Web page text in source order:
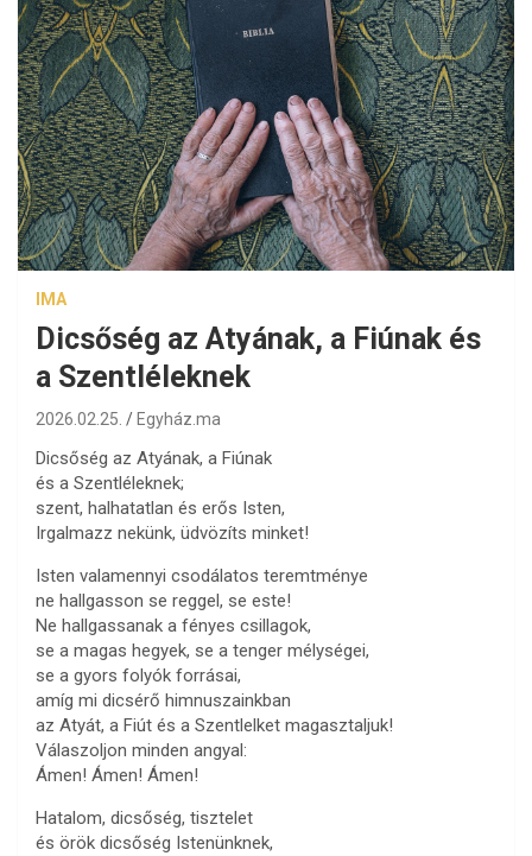
IMA
Dicsőség az Atyának, a Fiúnak és
a Szentléleknek
2026.02.25. Egyház.ma
Dicsőség az Atyának, a Fiúnak
és a Szentléleknek;
szent, halhatatlan és erős Isten,
Irgalmazz nekünk, üdvözíts minket!
Isten valamennyi csodálatos teremtménye
ne hallgasson se reggel, se este!
Ne hallgassanak a fényes csillagok,
se a magas hegyek, se a tenger mélységei,
se a gyors folyók forrásai,
amíg mi dicsérő himnuszainkban
az Atyát, a Fiút és a Szentlelket magasztaljuk!
Válaszoljon minden angyal:
Ámen! Ámen! Ámen!
Hatalom, dicsőség, tisztelet
és örök dicsőség Istenünknek,